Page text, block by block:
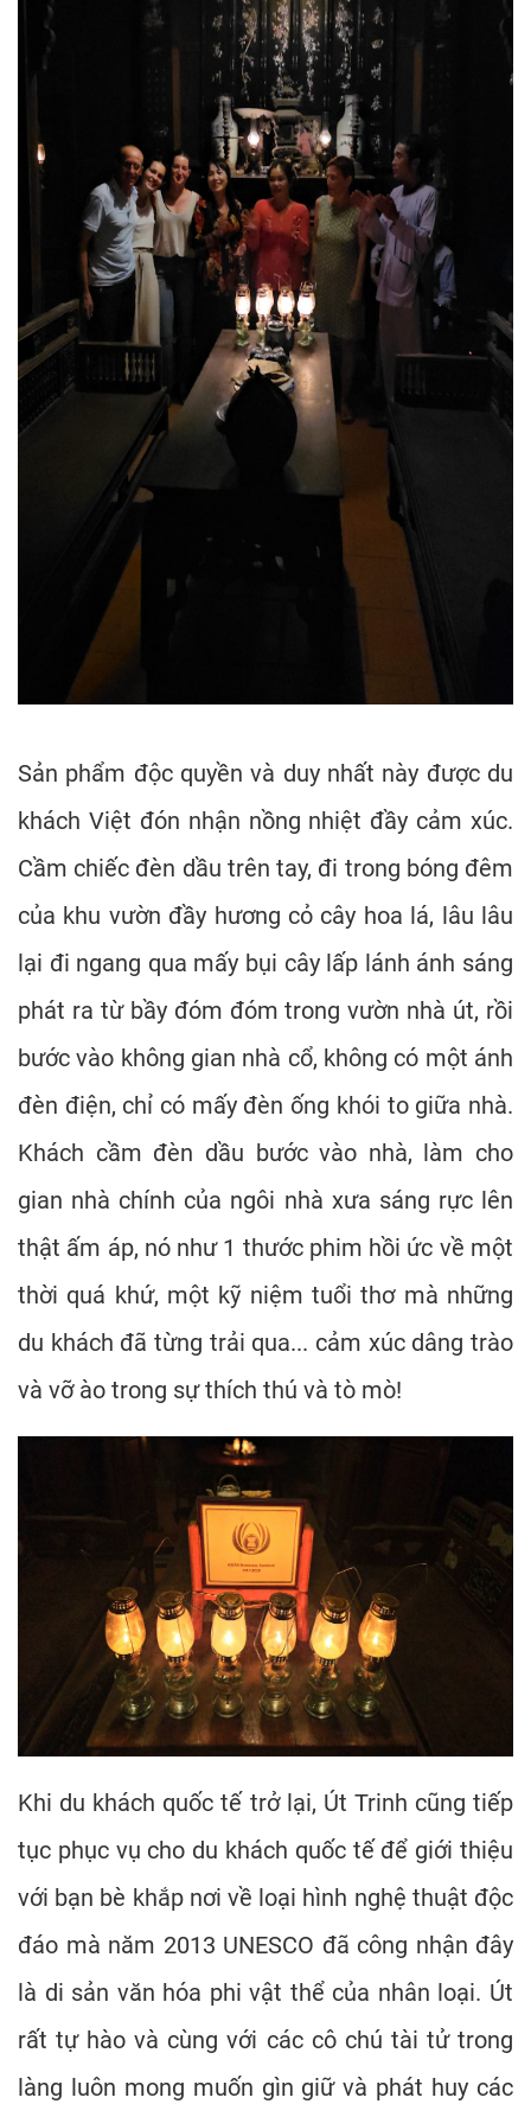
Sản phẩm độc quyền và duy nhất này được du
khách Việt đón nhận nồng nhiệt đầy cảm xúc.
Cầm chiếc đèn dầu trên tay, đi trong bóng đêm
của khu vườn đầy hương cỏ cây hoa lá, lâu lâu
lại đi ngang qua mấy bụi cây lấp lánh ánh sáng
phát ra từ bầy đóm đóm trong vườn nhà út, rồi
bước vào không gian nhà cổ, không có một ánh
đèn điện, chỉ có mấy đèn ống khói to giữa nhà.
Khách cầm đèn dầu bước vào nhà, làm cho
gian nhà chính của ngôi nhà xưa sáng rực lên
thật ấm áp, nó như 1 thước phim hồi ức về một
thời quá khứ, một kỹ niệm tuổi thơ mà những
du khách đã từng trải qua... cảm xúc dâng trào
và vỡ ào trong sự thích thú và tò mò!
Khi du khách quốc tế trở lại, Út Trinh cũng tiếp
tục phục vụ cho du khách quốc tế để giới thiệu
với bạn bè khắp nơi về loại hình nghệ thuật độc
đáo mà năm 2013 UNESCO đã công nhận đây
là di sản văn hóa phi vật thể của nhân loại. Út
rất tự hào và cùng với các cô chú tài tử trong
làng luôn mong muốn gìn giữ và phát huy các